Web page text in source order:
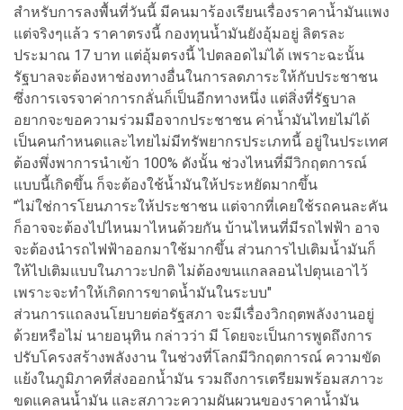
สำหรับการลงพื้นที่วันนี้ มีคนมาร้องเรียนเรื่องราคาน้ำมันแพง
แต่จริงๆแล้ว ราคาตรงนี้ กองทุนน้ำมันยังอุ้มอยู่ ลิตรละ
ประมาณ 17 บาท แต่อุ้มตรงนี้ ไปตลอดไม่ได้ เพราะฉะนั้น
รัฐบาลจะต้องหาช่องทางอื่นในการลดภาระให้กับประชาชน
ซึ่งการเจรจาค่าการกลั่นก็เป็นอีกทางหนึ่ง แต่สิ่งที่รัฐบาล
อยากจะขอความร่วมมือจากประชาชน ค่าน้ำมันไทยไม่ได้
เป็นคนกำหนดและไทยไม่มีทรัพยากรประเภทนี้ อยู่ในประเทศ
ต้องพึ่งพาการนำเข้า 100% ดังนั้น ช่วงไหนที่มีวิกฤตการณ์
แบบนี้เกิดขึ้น ก็จะต้องใช้น้ำมันให้ประหยัดมากขึ้น
"ไม่ใช่การโยนภาระให้ประชาชน แต่จากที่เคยใช้รถคนละคัน
ก็อาจจะต้องไปไหนมาไหนด้วยกัน บ้านไหนที่มีรถไฟฟ้า อาจ
จะต้องนำรถไฟฟ้าออกมาใช้มากขึ้น ส่วนการไปเติมน้ำมันก็
ให้ไปเติมแบบในภาวะปกติ ไม่ต้องขนแกลลอนไปตุนเอาไว้
เพราะจะทำให้เกิดการขาดน้ำมันในระบบ"
ส่วนการแถลงนโยบายต่อรัฐสภา จะมีเรื่องวิกฤตพลังงานอยู่
ด้วยหรือไม่ นายอนุทิน กล่าวว่า มี โดยจะเป็นการพูดถึงการ
ปรับโครงสร้างพลังงาน ในช่วงที่โลกมีวิกฤตการณ์ ความขัด
แย้งในภูมิภาคที่ส่งออกน้ำมัน รวมถึงการเตรียมพร้อมสภาวะ
ขดแคลนน้ำมัน และสภาวะความผันผวนของราคาน้ำมัน